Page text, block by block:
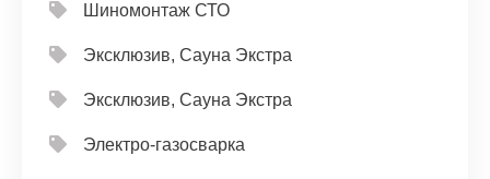
Шиномонтаж СТО
Эксклюзив, Сауна Экстра
Эксклюзив, Сауна Экстра
Электро-газосварка